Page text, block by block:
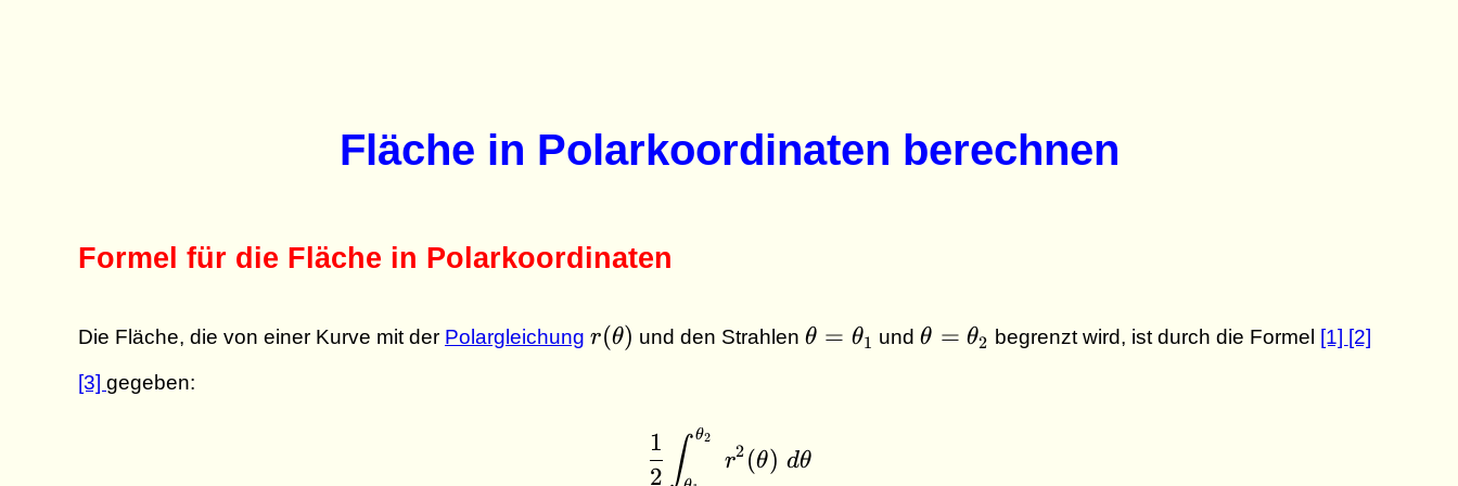
Fläche in Polarkoordinaten berechnen
Formel für die Fläche in Polarkoordinaten
Die Fläche, die von einer Kurve mit der Polargleichung r(\theta)
r(θ) und den Strahlen\theta =
θ = θ1 und\theta =
θ = θ2 begrenzt wird, ist durch die Formel [1] [2]
[3] gegeben:
\dfrac{1}{2}\int_{\theta_1}^{\theta_2} \; r^2(\theta) \;
2
1 ∫ θ2
r2 (θ) dθ